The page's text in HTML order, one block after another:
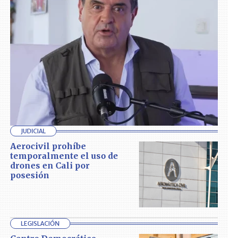
JUDICIAL
Aerocivil prohíbe
temporalmente el uso de
drones en Cali por
posesión
LEGISLACIÓN